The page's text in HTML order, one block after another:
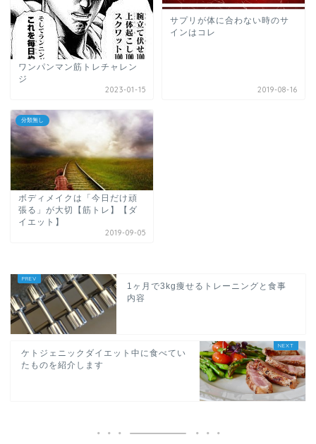
ワンパンマン筋トレチャレン
ジ
2023-01-15
サプリが体に合わない時のサ
インはコレ
2019-08-16
分類無し
ボディメイクは「今日だけ頑
張る」が大切【筋トレ】【ダ
イエット】
2019-09-05
1ヶ月で3kg痩せるトレーニングと食事
内容
ケトジェニックダイエット中に食べてい
たものを紹介します